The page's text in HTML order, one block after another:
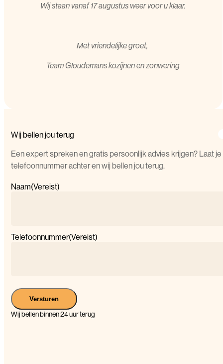
Wij staan vanaf 17 augustus weer voor u klaar.
Met vriendelijke groet,
Team Gloudemans kozijnen en zonwering
Wij bellen jou terug
Een expert spreken en gratis persoonlijk advies krijgen? Laat je
telefoonnummer achter en wij bellen jou terug.
Naam(Vereist)
Telefoonnummer(Vereist)
Versturen
Wij bellen binnen 24 uur terug